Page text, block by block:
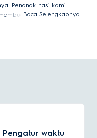
Penanak nasi kami
makanan sehat
Baca Selengkapnya
Pengatur waktu